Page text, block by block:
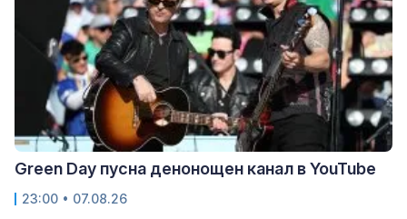
Green Day пусна денонощен канал в YouTube
23:00 • 07.08.26